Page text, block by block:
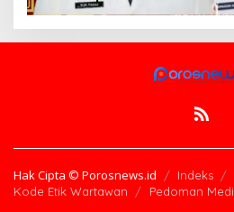
Hak Cipta © Porosnews.id Indeks
Kode Etik Wartawan
Pedoman